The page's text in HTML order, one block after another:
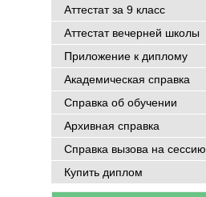
Аттестат за 9 класс
Аттестат вечерней школы
Приложение к диплому
Академическая справка
Справка об обучении
Архивная справка
Справка вызова на сессию
Купить диплом